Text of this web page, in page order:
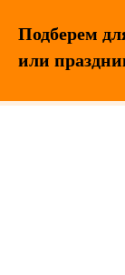
Подберем
или